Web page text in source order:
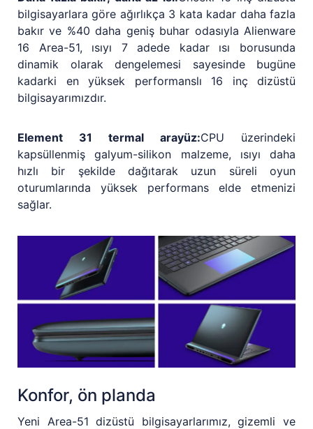
bilgisayarlara göre ağırlıkça 3 kata kadar daha fazla
bakır ve %40 daha geniş buhar odasıyla Alienware
16 Area-51, ısıyı 7 adede kadar ısı borusunda
dinamik olarak dengelemesi sayesinde bugüne
kadarki en yüksek performanslı 16 inç dizüstü
bilgisayarımızdır.
Element 31 termal arayüz:CPU üzerindeki
kapsüllenmiş galyum-silikon malzeme, ısıyı daha
hızlı bir şekilde dağıtarak uzun süreli oyun
oturumlarında yüksek performans elde etmenizi
sağlar.
Konfor, ön planda
Yeni Area-51 dizüstü bilgisayarlarımız, gizemli ve